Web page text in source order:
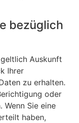
bezüglich
Auskunft
Ihrer
zu erhalten.
oder
Wenn Sie eine
haben,